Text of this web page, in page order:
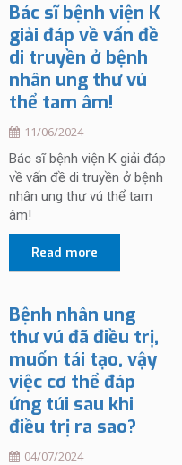
Bác sĩ bệnh viện K
giải đáp về vấn đề
di truyền ở bệnh
nhân ung thư vú
thể tam âm!
11/06/2024
Bác sĩ bệnh viện K giải đáp
về vấn đề di truyền ở bệnh
nhân ung thư vú thể tam
âm!
Read more
Bệnh nhân ung
thư vú đã điều trị,
muốn tái tạo, vậy
việc cơ thể đáp
ứng túi sau khi
điều trị ra sao?
04/07/2024